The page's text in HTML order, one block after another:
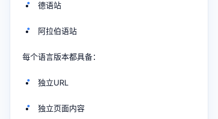
德语站
阿拉伯语站
每个语言版本都具备：
独立URL
独立页面内容